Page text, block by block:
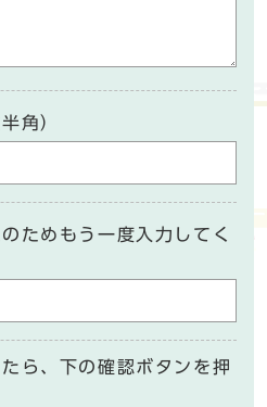
角）
ためもう一度入力してく
ら、下の確認ボタンを押